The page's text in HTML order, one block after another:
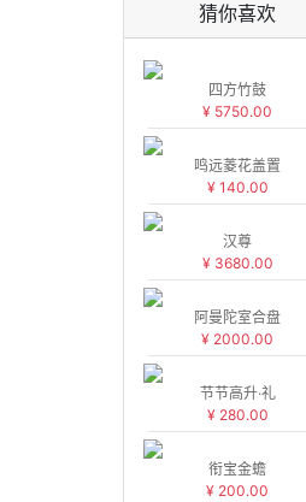
猜你喜欢
四方竹鼓
¥ 5750.00
鸣远菱花盖置
¥ 140.00
汉尊
¥ 3680.00
阿曼陀室合盘
¥ 2000.00
节节高升·礼
¥ 280.00
衔宝金蟾
¥ 200.00